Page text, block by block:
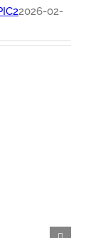
2026-02-